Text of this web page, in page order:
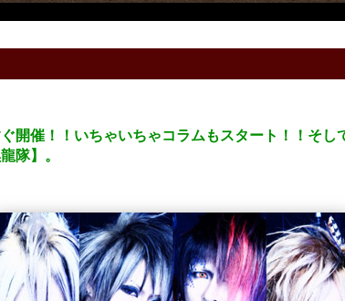
！！いちゃいちゃコラムもスタート！！そし
隊】。